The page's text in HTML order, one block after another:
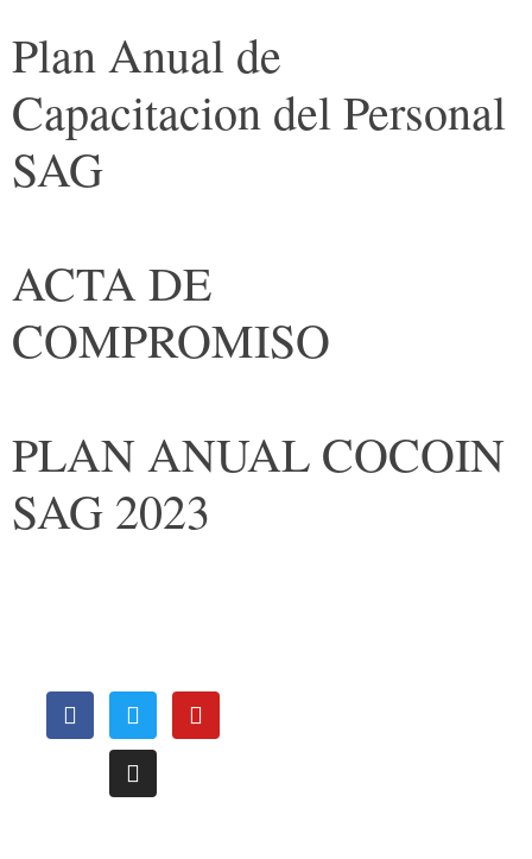
Plan Anual de
Capacitacion del Personal
SAG
ACTA DE
COMPROMISO
PLAN ANUAL COCOIN
SAG 2023